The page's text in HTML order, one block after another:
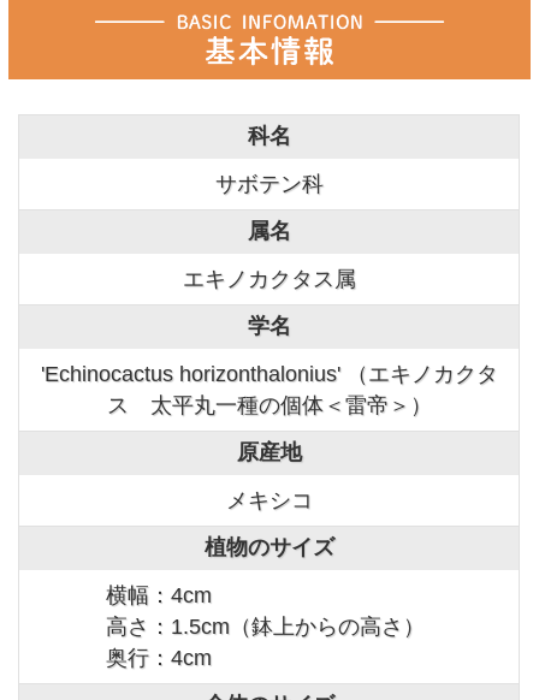
科名
サボテン科
属名
エキノカクタス属
学名
'Echinocactus horizonthalonius' （エキノカクタ
ス 太平丸一種の個体＜雷帝＞）
原産地
メキシコ
植物のサイズ
横幅：4cm
高さ：1.5cm（鉢上からの高さ）
奥行：4cm